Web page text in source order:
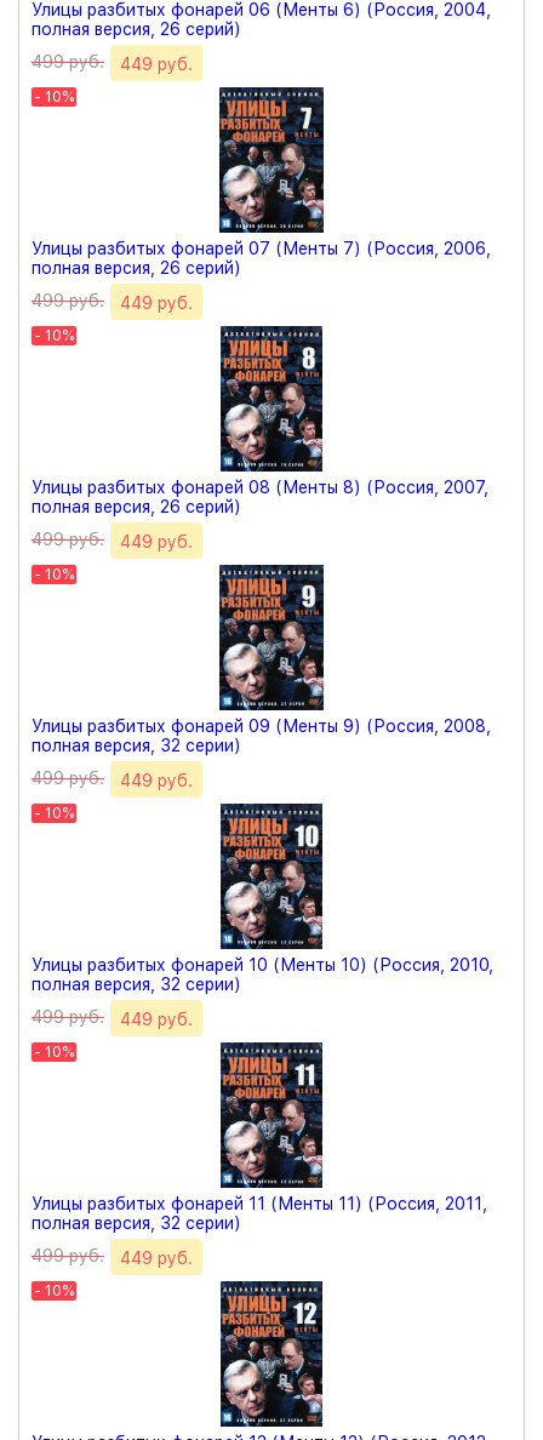
Улицы разбитых фонарей 06 (Менты 6) (Россия, 2004,
полная версия, 26 серий)
499 руб.
449 руб.
- 10%
Улицы разбитых фонарей 07 (Менты 7) (Россия, 2006,
полная версия, 26 серий)
499 руб.
449 руб.
- 10%
Улицы разбитых фонарей 08 (Менты 8) (Россия, 2007,
полная версия, 26 серий)
499 руб.
449 руб.
- 10%
Улицы разбитых фонарей 09 (Менты 9) (Россия, 2008,
полная версия, 32 серии)
499 руб.
449 руб.
- 10%
Улицы разбитых фонарей 10 (Менты 10) (Россия, 2010,
полная версия, 32 серии)
499 руб.
449 руб.
- 10%
Улицы разбитых фонарей 11 (Менты 11) (Россия, 2011,
полная версия, 32 серии)
499 руб.
449 руб.
- 10%